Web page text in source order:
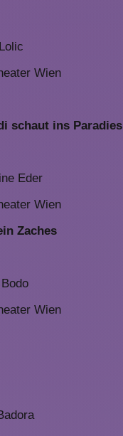
Wien
schaut ins Paradies
Eder
Wien
Zaches
Wien